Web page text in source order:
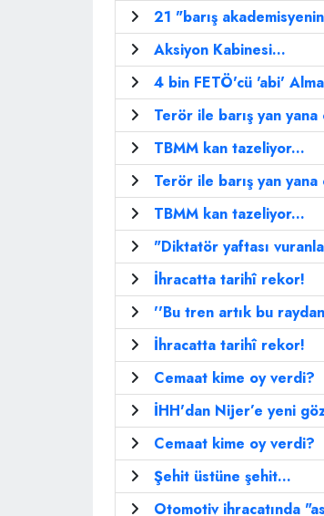
21 "barış
Aksiyon Kabinesi...
4 bin FETÖ'cü 'abi'
Terör ile barış yan yana
TBMM kan tazeliyor...
Terör ile barış yan yana
TBMM kan tazeliyor...
"Diktatör yaftası
İhracatta tarihî rekor!
''Bu tren artık bu
İhracatta tarihî rekor!
Cemaat kime oy verdi?
İHH'dan Nijer’e yeni
Cemaat kime oy verdi?
Şehit üstüne şehit...
Otomotiv ihracatında